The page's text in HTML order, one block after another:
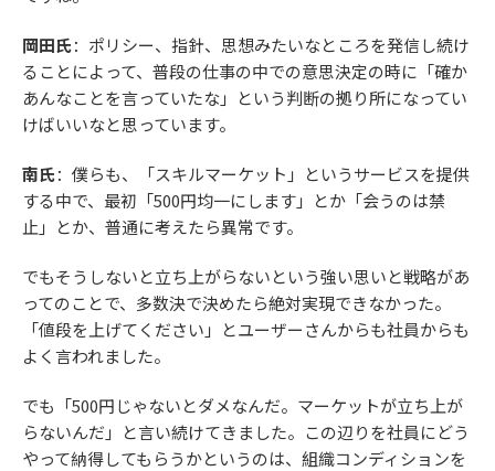
岡田氏：ポリシー、指針、思想みたいなところを発信し続け
ることによって、普段の仕事の中での意思決定の時に「確か
あんなことを言っていたな」という判断の拠り所になってい
けばいいなと思っています。
南氏：僕らも、「スキルマーケット」というサービスを提供
する中で、最初「500円均一にします」とか「会うのは禁
止」とか、普通に考えたら異常です。
でもそうしないと立ち上がらないという強い思いと戦略があ
ってのことで、多数決で決めたら絶対実現できなかった。
「値段を上げてください」とユーザーさんからも社員からも
よく言われました。
でも「500円じゃないとダメなんだ。マーケットが立ち上が
らないんだ」と言い続けてきました。この辺りを社員にどう
やって納得してもらうかというのは、組織コンディションを